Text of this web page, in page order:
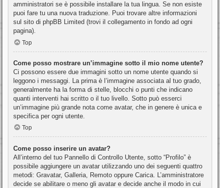
amministratori se è possibile installare la tua lingua. Se non esiste
puoi fare tu una nuova traduzione. Puoi trovare altre informazioni
sul sito di phpBB Limited (trovi il collegamento in fondo ad ogni
pagina).
Top
Come posso mostrare un’immagine sotto il mio nome utente?
Ci possono essere due immagini sotto un nome utente quando si
leggono i messaggi. La prima è l’immagine associata al tuo grado,
generalmente ha la forma di stelle, blocchi o punti che indicano
quanti interventi hai scritto o il tuo livello. Sotto può esserci
un’immagine più grande nota come avatar, che in genere è unica e
specifica per ogni utente.
Top
Come posso inserire un avatar?
All’interno del tuo Pannello di Controllo Utente, sotto “Profilo” è
possibile aggiungere un avatar utilizzando uno dei seguenti quattro
metodi: Gravatar, Galleria, Remoto oppure Carica. L’amministratore
decide se abilitare o meno gli avatar e decide anche il modo in cui